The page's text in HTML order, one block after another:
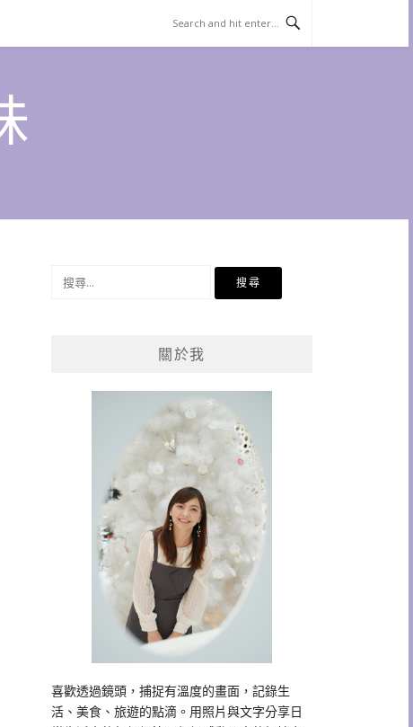
關於我
喜歡透過鏡頭，捕捉有溫度的畫面，記錄生
活、美食、旅遊的點滴。用照片與文字分享日